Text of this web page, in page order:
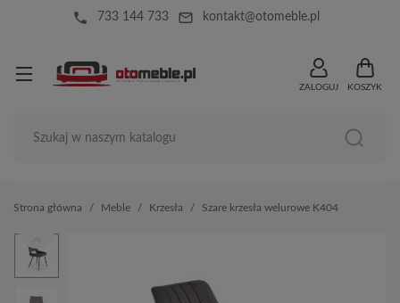
local_phone 733 144 733 mail_outline kontakt@otomeble.pl
ZALOGUJ KOSZYK
Strona główna Meble Krzesła Szare krzesła welurowe K404